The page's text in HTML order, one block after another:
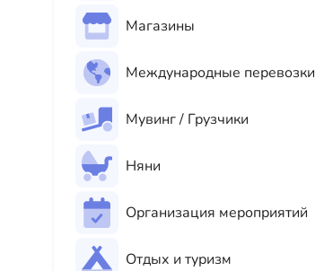
Магазины
Международные перевозки
Мувинг / Грузчики
Няни
Организация мероприятий
Отдых и туризм